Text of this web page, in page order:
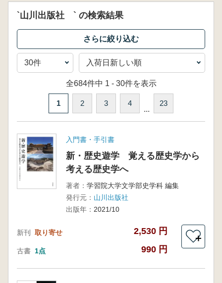
`山川出版社 ` の検索結果
全684件中 1 - 30件を表示
1 2 3 4
...
23
入門書・手引書
新・歴史遊学 覚える歴史学から
考える歴史学へ
著者： 学習院大学文学部史学科 編集
発行元： 山川出版社
出版年： 2021/10
新刊 取り寄せ 2,530 円
古書 1点 990 円
＋